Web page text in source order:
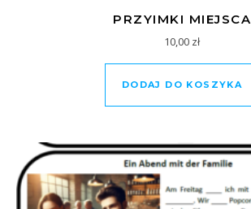
PRZYIMKI MIEJSCA
10,00 zł
DODAJ DO KOSZYKA